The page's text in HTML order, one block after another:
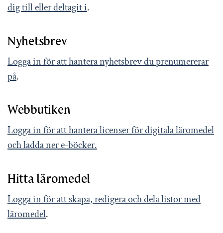
dig till eller deltagit i.
Nyhetsbrev
Logga in för att hantera nyhetsbrev du prenumererar
på.
Webbutiken
Logga in för att hantera licenser för digitala läromedel
och ladda ner e-böcker.
Hitta läromedel
Logga in för att skapa, redigera och dela listor med
läromedel.